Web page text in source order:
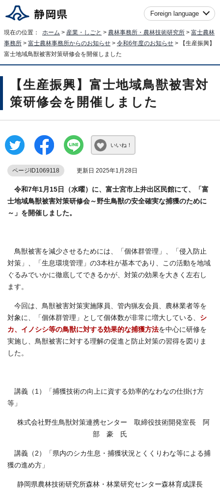
Foreign language
現在の位置： ホーム > 産業・しごと > 農林事務所・農林技術研究所 > 富士農林
事務所 > 富士農林事務所からのお知らせ > 令和6年度のお知らせ > 【生産振興】
富士地域鳥獣被害対策研修会を開催しました
【生産振興】富士地域鳥獣被害対
策研修会を開催しました
いいね！
ページID1069118 更新日 2025年1月28日
令和7年1月15日（水曜）に、富士宮市上井出区民館にて、「富
士地域鳥獣被害対策研修会～野生鳥獣の安全確実な捕獲のために
～」を開催しました。
鳥獣被害を減少させるためには、「個体群管理」、「侵入防止
対策」、「生息環境管理」の3本柱が基本であり、この活動を地域
ぐるみでいかに徹底してできるかが、対策の効果を大きく左右し
ます。
今回は、鳥獣被害対策実施隊員、管内猟友会員、農林業者等を
対象に、「個体群管理」として個体数が非常に増大している、 シ
カ、イノシシ等の鳥獣に対する効果的な捕獲方法を中心に研修を
実施し、鳥獣被害に対する理解の促進と防止対策の習得を図りま
した。
講義（1）「捕獲技術の向上に資する効率的なわなの仕掛け方
等」
株式会社野生鳥獣対策連携センター 取締役技術開発室長 阿
部 豪 氏
講義（2）「県内のシカ生息・捕獲状況とくくりわな等による捕
獲の進め方」
静岡県農林技術研究所森林・林業研究センター森林育成課長